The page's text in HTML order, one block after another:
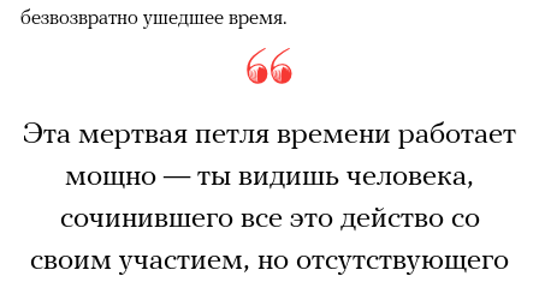
безвозвратно ушедшее время.
Эта мертвая петля времени работает
мощно — ты видишь человека,
сочинившего все это действо со
своим участием, но отсутствующего